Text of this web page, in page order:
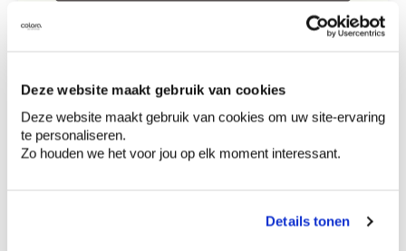
Deze website maakt gebruik van cookies
Deze website maakt gebruik van cookies om uw site-ervaring
te personaliseren.
Zo houden we het voor jou op elk moment interessant.
Details tonen
Productomschrijving